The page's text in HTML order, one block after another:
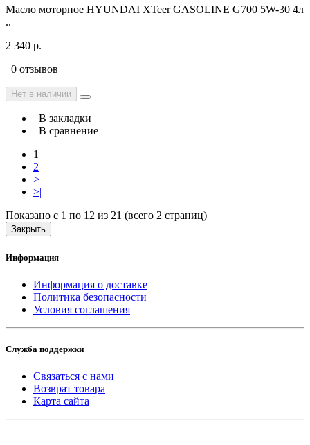
Масло моторное HYUNDAI XTeer GASOLINE G700 5W-30 4л
..
2 340 р.
0 отзывов
Нет в наличии
В закладки
В сравнение
1
2
>
>|
Показано с 1 по 12 из 21 (всего 2 страниц)
Закрыть
Информация
Информация о доставке
Политика безопасности
Условия соглашения
Служба поддержки
Связаться с нами
Возврат товара
Карта сайта